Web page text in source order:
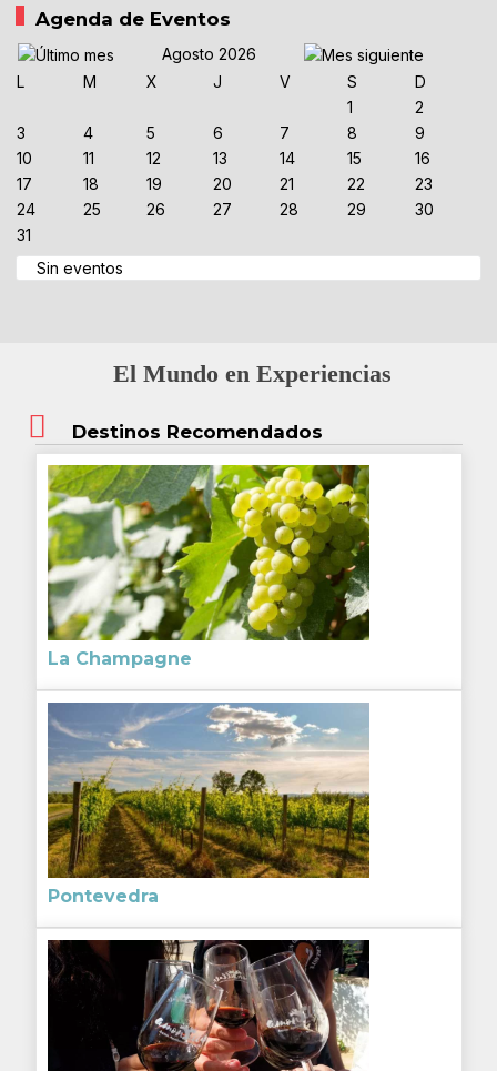
Agenda de Eventos
Agosto 2026
L
M X J V S
D
1
2
3
4 5 6 7 8
9
10
11 12 13 14 15
16
17
18 19 20 21 22
23
24
25 26 27 28 29
30
31
Sin eventos
El Mundo en Experiencias
Destinos Recomendados
La Champagne
Pontevedra